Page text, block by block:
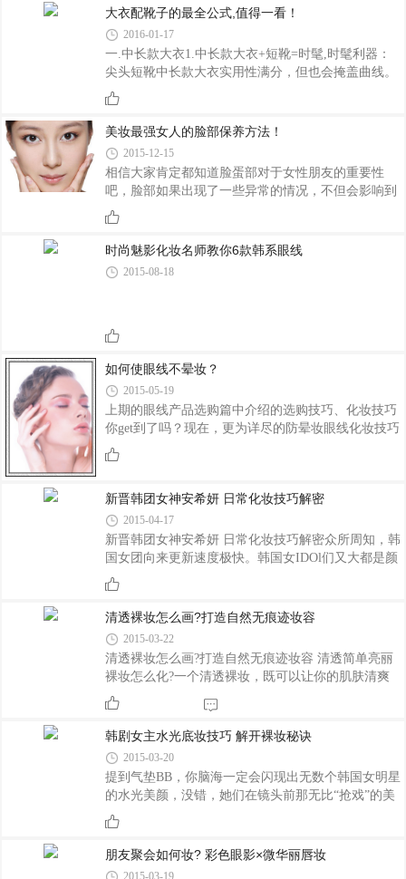
式纳米无痕双眼皮 1：原价6800元 现价：3880元 2、
两人同行第二人半价 3、三人同行第三人免单 活动最
终解释权归时尚魅影所有 。活动截止日期为：5月7日
师资团队：时尚魅影做为市重点职业技能培训学校拥
有大规模专业的教学场地，完善的教学设施，全部采
用现代化多媒体教学，精锐的师资团队，严谨的课程
大衣配靴子的最全公式,值得一看！
2016-01-17
一.中长款大衣1.中长款大衣+短靴=时髦,时髦利器：
尖头短靴中长款大衣实用性满分，但也会掩盖曲线。
尖头短靴能为中长款大衣增添女人味！牛仔喇叭裤替
换leggings，更拉风。为下半身增加“重量” ，营造视
觉平衡。2.中长款大衣+膝下长靴=时髦时髦利器：靴
筒宽松中长款大衣与长靴的搭配也要注意整体平衡。
与包腿过膝长靴搭配一不小心会变成“圆规”。而宽松
的膝下长靴能为下半身“增重”，搭配裙装美美的！二.
长款大衣搭配公式：1，A型大衣+过膝长靴=时髦，
时髦利器：靴长至少能与大衣下摆相接A型大衣上窄
美妆最强女人的脸部保养方法！
2015-12-15
相信大家肯定都知道脸蛋部对于女性朋友的重要性
吧，脸部如果出现了一些异常的情况，不但会影响到
女性朋友的容貌而且也会影响到女性朋友的心情，所
以我们建议女性朋友们在日常的生活中要做好脸部的
护理工作哦，要多学习一些脸部的保养的方法，下文
里我们就来给大家介绍一下女人脸部的保养方法是怎
麽样的。 皱纹 懒：带有一些紫外线防护的日霜，
浓度抗氧化物可以在皮肤内留存一天左右，对于懒人
时尚魅影化妆名师教你6款韩系眼线
2015-08-18
如何使眼线不晕妆？
2015-05-19
上期的眼线产品选购篇中介绍的选购技巧、化妆技巧
你get到了吗？现在，更为详尽的防晕妆眼线化妆技巧
就要奉上！大家赶快对着镜子练习起来吧！ 选粉
质细腻的眼影 夏天时首先要选择粉质轻薄细腻的
时也不要贪多，不要在同一位置叠加多层，那会让眼
皮呼吸不畅，更容易出油出汗。 妆前让眼部变水
润 上妆前的半个小时先敷一下补水眼膜，让眼睛
得到滋润。假如是有浮肿眼的情况，建议把眼膜于前
况下才不容易出油脱妆。 扫上一层蜜
新晋韩团女神安希妍 日常化妆技巧解密
2015-04-17
新晋韩团女神安希妍 日常化妆技巧解密众所周知，韩
国女团向来更新速度极快。韩国女IDOl们又大都是颜
好腿长能力强，想要从中脱颖而出并非易事。然而凭
借一曲《Up Down》而爆红的女团EXID成
员“HaNi”安希妍因其完美的外貌和豪爽的性格，高情
商和高智商的各种表现成为新的女神级人物。HaNi洋
娃娃般可爱的她性格以外好爽，反差萌令人印象深
刻。到底HaNi的日常可爱妆容中，有何值得参考的化
妆技巧呢? 白皙无瑕、光泽适中的底妆HaNi的底
妆都走微光路线，没有过于夸张的光泽感，即使面对
保持
清透裸妆怎么画?打造自然无痕迹妆容
2015-03-22
清透裸妆怎么画?打造自然无痕迹妆容 清透简单亮丽
裸妆怎么化?一个清透裸妆，既可以让你的肌肤清爽
透气，又可以让妆容自然无痕迹，这或许是不少女生
的追求。今天，小编就来教大家怎么化个清透裸妆，
让你的肌肤清爽无瑕疵，做个令人羡慕的裸美
人。 清透简单亮丽裸妆怎么化?一个清透裸妆，
既可以让你的肌肤清爽透气，又可以让妆容自然无痕
迹，这或许是不少女生的追求。今天，小编就来教大
家怎么化个清透裸妆，让你的肌肤清爽无瑕疵，做个
令人羡慕的裸美人。 裸妆的“裸”字并非“裸露”、
韩剧女主水光底妆技巧 解开裸妆秘诀
2015-03-20
提到气垫BB，你脑海一定会闪现出无数个韩国女明星
的水光美颜，没错，她们在镜头前那无比“抢戏”的美
肌也都有“沾”了气垫BB的光。 提到气垫BB，你
脑海一定会闪现出无数个韩国女明星的水光美颜，没
错，她们在镜头前那无比“抢戏”的美肌也都有“沾”了
气垫BB的光。 “男神吸铁石”朴信惠 秘密就在“抛
朋友聚会如何妆? 彩色眼影×微华丽唇妆
2015-03-19